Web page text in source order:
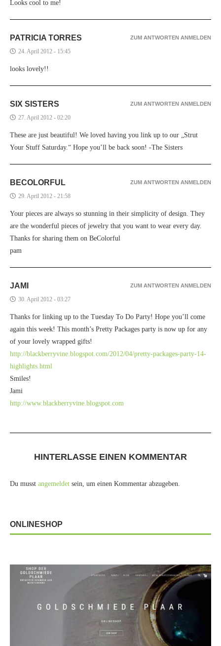
Looks cool to me!
PATRICIA TORRES
24. April 2012 - 15:45
looks lovely!!
ZUM ANTWORTEN ANMELDEN
SIX SISTERS
27. April 2012 - 02:20
These are just beautiful! We loved having you link up to our „Strut
Your Stuff Saturday.“ Hope you’ll be back soon! -The Sisters
ZUM ANTWORTEN ANMELDEN
BECOLORFUL
29. April 2012 - 21:58
Your pieces are always so stunning in their simplicity of design. They
are the wonderful pieces of jewelry that you want to wear every day.
Thanks for sharing them on BeColorful
pam
ZUM ANTWORTEN ANMELDEN
JAMI
30. April 2012 - 03:27
Thanks for linking up to the Tuesday To Do Party! Hope you’ll come
again this week! This month’s Pretty Packages party is now up for any
of your lovely wrapped gifts!
http://blackberryvine.blogspot.com/2012/04/pretty-packages-party-14-
highlights.html
Smiles!
Jami
http://www.blackberryvine.blogspot.com
ZUM ANTWORTEN ANMELDEN
HINTERLASSE EINEN KOMMENTAR
Du musst angemeldet sein, um einen Kommentar abzugeben.
ONLINESHOP